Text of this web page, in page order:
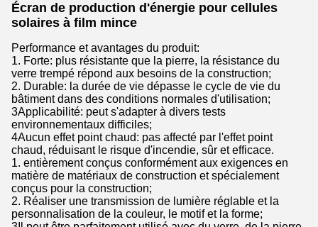
Écran de production d'énergie pour cellules
solaires à film mince
Performance et avantages du produit:
1. Forte: plus résistante que la pierre, la résistance du
verre trempé répond aux besoins de la construction;
2. Durable: la durée de vie dépasse le cycle de vie du
bâtiment dans des conditions normales d'utilisation;
3Applicabilité: peut s'adapter à divers tests
environnementaux difficiles;
4Aucun effet point chaud: pas affecté par l'effet point
chaud, réduisant le risque d'incendie, sûr et efficace.
1. entièrement conçus conformément aux exigences en
matière de matériaux de construction et spécialement
conçus pour la construction;
2. Réaliser une transmission de lumière réglable et la
personnalisation de la couleur, le motif et la forme;